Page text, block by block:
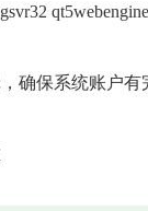
确保系统账户有